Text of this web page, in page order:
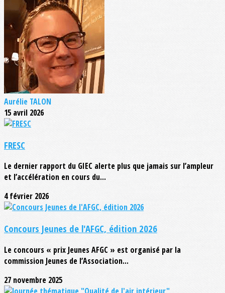
Aurélie TALON
15 avril 2026
FRESC
Le dernier rapport du GIEC alerte plus que jamais sur l’ampleur
et l’accélération en cours du...
4 février 2026
Concours Jeunes de l'AFGC, édition 2026
Le concours « prix Jeunes AFGC » est organisé par la
commission Jeunes de l’Association...
27 novembre 2025